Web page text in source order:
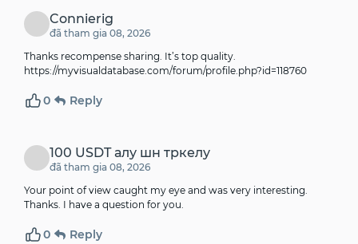
Connierig
đã tham gia 08, 2026
Thanks recompense sharing. It’s top quality.
https://myvisualdatabase.com/forum/profile.php?id=118760
0 Reply
100 USDT алу шн тркелу
đã tham gia 08, 2026
Your point of view caught my eye and was very interesting.
Thanks. I have a question for you.
0 Reply